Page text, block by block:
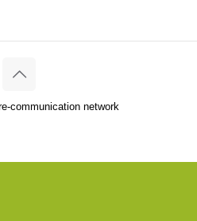
communication network